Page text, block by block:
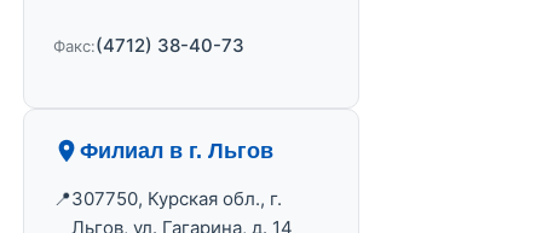
Факс:(4712) 38-40-73
Филиал в г. Льгов
307750, Курская обл., г.
Льгов, ул. Гагарина, д. 14